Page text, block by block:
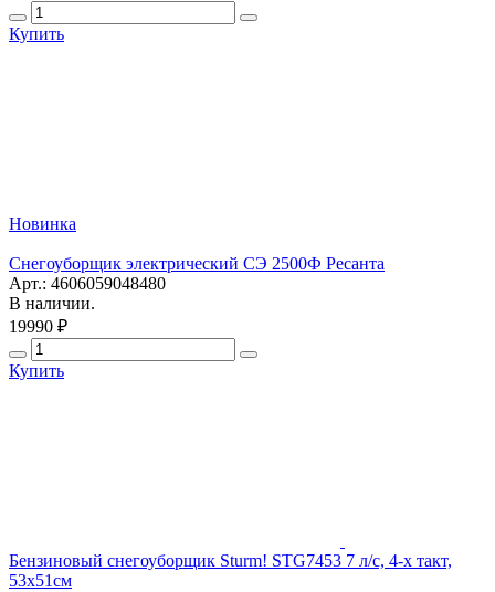
Купить
Новинка
Снегоуборщик электрический СЭ 2500Ф Ресанта
Арт.: 4606059048480
В наличии.
19990 ₽
Купить
Бензиновый снегоуборщик Sturm! STG7453 7 л/с, 4-х такт,
53х51см